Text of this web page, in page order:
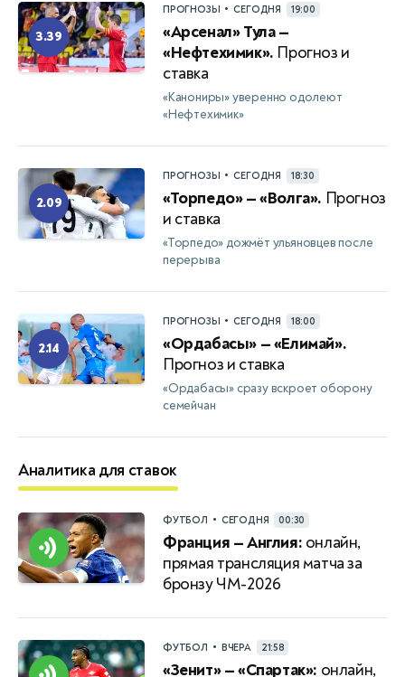
3.39
ПРОГНОЗЫ • СЕГОДНЯ 19:00
«Арсенал» Тула —
«Нефтехимик». Прогноз и
ставка
«Канониры» уверенно одолеют
«Нефтехимик»
2.09
ПРОГНОЗЫ • СЕГОДНЯ 18:30
«Торпедо» — «Волга». Прогноз
и ставка
«Торпедо» дожмёт ульяновцев после
перерыва
2.14
ПРОГНОЗЫ • СЕГОДНЯ 18:00
«Ордабасы» — «Елимай».
Прогноз и ставка
«Ордабасы» сразу вскроет оборону
семейчан
Аналитика для ставок
ФУТБОЛ • СЕГОДНЯ 00:30
Франция — Англия: онлайн,
прямая трансляция матча за
бронзу ЧМ-2026
ФУТБОЛ • ВЧЕРА 21:58
«Зенит» — «Спартак»: онлайн,